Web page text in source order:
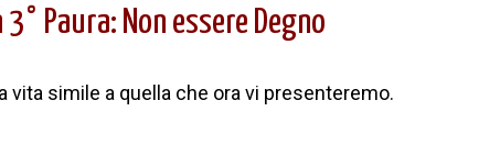
3° Paura: Non essere Degno
vita simile a quella che ora vi presenteremo.